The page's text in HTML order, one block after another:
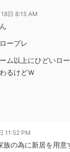
日 8:15 AM
ープレ
ム以上にひどいロ
るけどＷ
11:52 PM
族の為に新居を用意